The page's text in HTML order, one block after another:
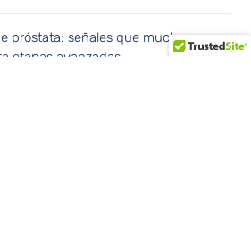
próstata: señales que muchos
etapas avanzadas